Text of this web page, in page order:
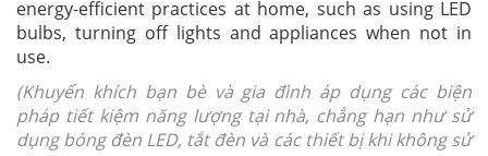
energy-efficient practices at home, such as using LED
bulbs, turning off lights and appliances when not in
use.
(Khuyến khích bạn bè và gia đình áp dụng các biện
pháp tiết kiệm năng lượng tại nhà, chẳng hạn như sử
dụng bóng đèn LED, tắt đèn và các thiết bị khi không sử